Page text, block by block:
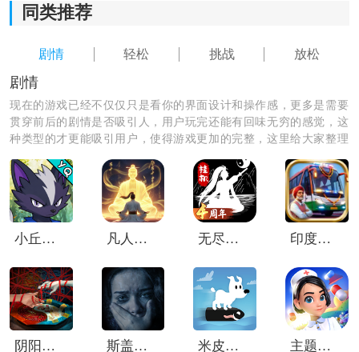
2)简单易于操作的界面，不需要复杂的操作，即可轻松享
3)剧情丰富多样，可以体验不同的故事情节，与各种有趣
的角色互动。
4)游戏逼真的马匹养成系统，玩家可以通过给马儿喂食、
同类推荐
剧情 轻松 挑战 放松
剧情
现在的游戏已经不仅仅只是看你的界面设计和操作感，更多是需要
贯穿前后的剧情是否吸引人，用户玩完还能有回味无穷的感觉，这
种类型的才更能吸引用户，使得游戏更加的完整，这里给大家整理
小丘妖怪 凡人修仙传人界篇内部版 无尽洪荒华为版 印度巴士模拟器中文版
阴阳锅3姻缘牵 斯盖尔之女汉化版 米皮大冒险梦境高级版 主题医院2